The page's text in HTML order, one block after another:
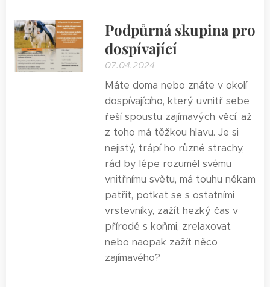
Podpůrná skupina pro
dospívající
07.04.2024
Máte doma nebo znáte v okolí
dospívajícího, který uvnitř sebe
řeší spoustu zajímavých věcí, až
z toho má těžkou hlavu. Je si
nejistý, trápí ho různé strachy,
rád by lépe rozuměl svému
vnitřnímu světu, má touhu někam
patřit, potkat se s ostatními
vrstevníky, zažít hezký čas v
přírodě s koňmi, zrelaxovat
nebo naopak zažít něco
zajímavého?